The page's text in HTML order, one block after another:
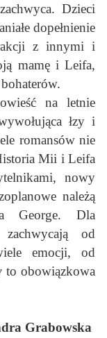
Dzieci
dopełnienie
z innymi i
mamę i Leifa,
na letnie
łzy i
romansów nie
Mii i Leifa
nowy
należą
George. Dla
od
emocji, od
to obowiązkowa
Grabowska